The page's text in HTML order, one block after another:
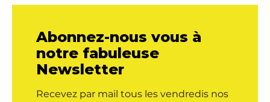
Abonnez-nous vous à
notre fabuleuse
Newsletter
Recevez par mail tous les vendredis nos